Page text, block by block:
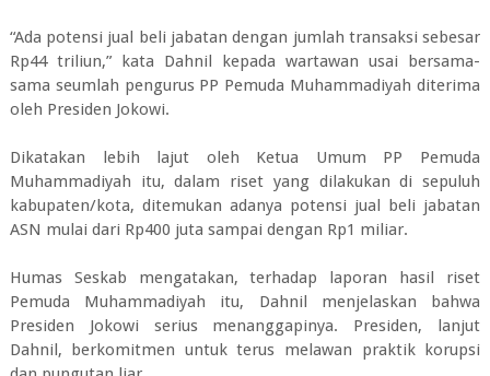
“Ada potensi jual beli jabatan dengan jumlah transaksi sebesar
Rp44 triliun,” kata Dahnil kepada wartawan usai bersama-
sama seumlah pengurus PP Pemuda Muhammadiyah diterima
oleh Presiden Jokowi.
Dikatakan lebih lajut oleh Ketua Umum PP Pemuda
Muhammadiyah itu, dalam riset yang dilakukan di sepuluh
kabupaten/kota, ditemukan adanya potensi jual beli jabatan
ASN mulai dari Rp400 juta sampai dengan Rp1 miliar.
Humas Seskab mengatakan, terhadap laporan hasil riset
Pemuda Muhammadiyah itu, Dahnil menjelaskan bahwa
Presiden Jokowi serius menanggapinya. Presiden, lanjut
Dahnil, berkomitmen untuk terus melawan praktik korupsi